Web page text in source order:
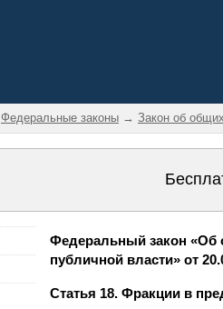
Федеральные законы → Закон об
Федеральный закон «Об
публичной власти» от
Статья 18. Фракции в